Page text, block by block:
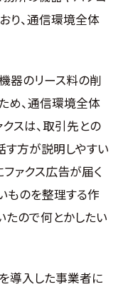
り、通信環境全体
器のリース料の削
め、通信環境全体
スは、取引先との
す方が説明しやすい
ァクス広告が届く
ものを整理する作
たので何とかしたい
導入した事業者に